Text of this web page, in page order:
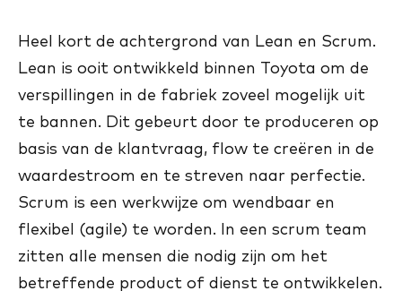
Heel kort de achtergrond van Lean en Scrum.
Lean is ooit ontwikkeld binnen Toyota om de
verspillingen in de fabriek zoveel mogelijk uit
te bannen. Dit gebeurt door te produceren op
basis van de klantvraag, flow te creëren in de
waardestroom en te streven naar perfectie.
Scrum is een werkwijze om wendbaar en
flexibel (agile) te worden. In een scrum team
zitten alle mensen die nodig zijn om het
betreffende product of dienst te ontwikkelen.